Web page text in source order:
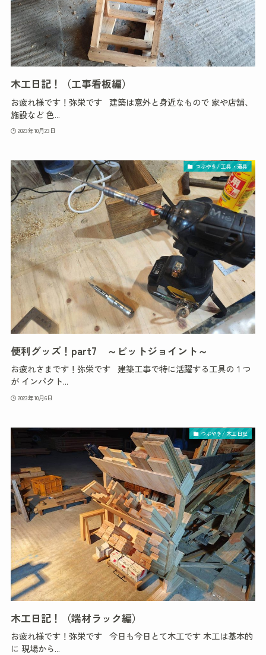
木工日記！（工事看板編）
お疲れ様です！弥栄です 建築は意外と身近なもので 家や店舗、
施設など 色...
2023年10月23日
つぶやき/ 工具・道具
便利グッズ！part7 ～ビットジョイント～
お疲れさまです！弥栄です 建築工事で特に活躍する工具の１つ
が インパクト...
2023年10月6日
つぶやき/ 木工日記
木工日記！（端材ラック編）
お疲れ様です！弥栄です 今日も今日とて木工です 木工は基本的
に 現場から...